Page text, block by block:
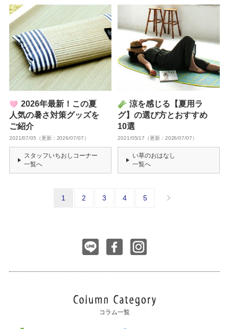
2026年最新！この夏
人気の暑さ対策グッズを
ご紹介
2021/07/05（更新：2026/07/07）
スタッフいちおしコーナー
一覧へ
涼を感じる【夏用ラ
グ】の選び方とおすすめ
10選
2021/05/17（更新：2026/07/07）
い草のおはなし
一覧へ
1 2 3 4 5
コラム一覧